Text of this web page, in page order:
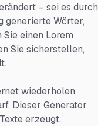
– sei es durch
generierte Wörter,
einen Lorem
Sie sicherstellen,
wiederholen
Dieser Generator
erzeugt.